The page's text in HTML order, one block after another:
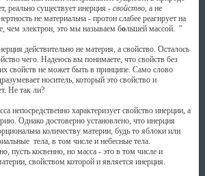
реально существует инерция - свойство, а не
не материальна - протон слабее реагирует на
чем электрон, это мы называем большей массой. "
действительно не материя, а свойство. Осталось
чего. Надеюсь вы понимаете, что свойств без
свойств не может быть в принципе. Само слово
носитель, который это свойство и
Не так ли?
непосредственно характеризует свойство инерции, а
Однако достоверно установлено, что инерция
количеству материи, будь то яблоки или
тела, в том числе и небесные тела.
пусть косвенно, но масса - это в том числе и
свойством которой и является инерция.